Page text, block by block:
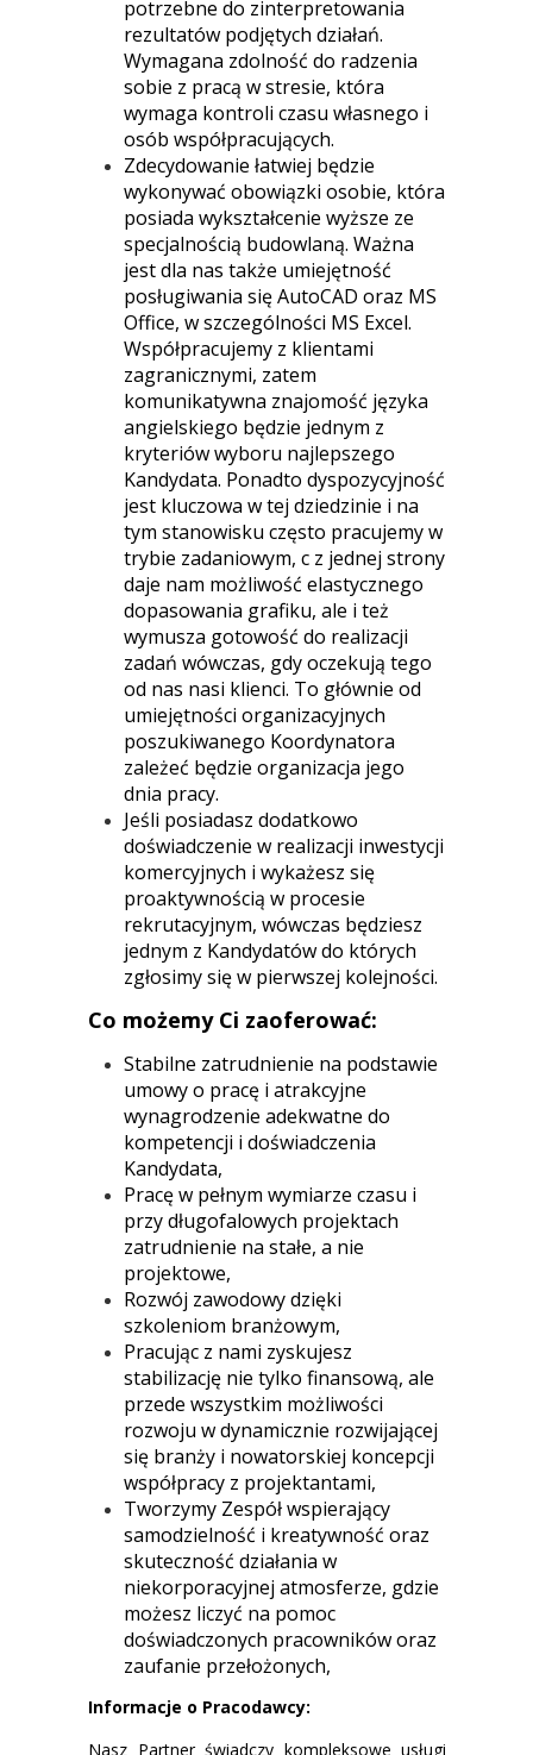
potrzebne do zinterpretowania
rezultatów podjętych działań.
Wymagana zdolność do radzenia
sobie z pracą w stresie, która
wymaga kontroli czasu własnego i
osób współpracujących.
Zdecydowanie łatwiej będzie
wykonywać obowiązki osobie, która
posiada wykształcenie wyższe ze
specjalnością budowlaną. Ważna
jest dla nas także umiejętność
posługiwania się AutoCAD oraz MS
Office, w szczególności MS Excel.
Współpracujemy z klientami
zagranicznymi, zatem
komunikatywna znajomość języka
angielskiego będzie jednym z
kryteriów wyboru najlepszego
Kandydata. Ponadto dyspozycyjność
jest kluczowa w tej dziedzinie i na
tym stanowisku często pracujemy w
trybie zadaniowym, c z jednej strony
daje nam możliwość elastycznego
dopasowania grafiku, ale i też
wymusza gotowość do realizacji
zadań wówczas, gdy oczekują tego
od nas nasi klienci. To głównie od
umiejętności organizacyjnych
poszukiwanego Koordynatora
zależeć będzie organizacja jego
dnia pracy.
Jeśli posiadasz dodatkowo
doświadczenie w realizacji inwestycji
komercyjnych i wykażesz się
proaktywnością w procesie
rekrutacyjnym, wówczas będziesz
jednym z Kandydatów do których
zgłosimy się w pierwszej kolejności.
Co możemy Ci zaoferować:
Stabilne zatrudnienie na podstawie
umowy o pracę i atrakcyjne
wynagrodzenie adekwatne do
kompetencji i doświadczenia
Kandydata,
Pracę w pełnym wymiarze czasu i
przy długofalowych projektach
zatrudnienie na stałe, a nie
projektowe,
Rozwój zawodowy dzięki
szkoleniom branżowym,
Pracując z nami zyskujesz
stabilizację nie tylko finansową, ale
przede wszystkim możliwości
rozwoju w dynamicznie rozwijającej
się branży i nowatorskiej koncepcji
współpracy z projektantami,
Tworzymy Zespół wspierający
samodzielność i kreatywność oraz
skuteczność działania w
niekorporacyjnej atmosferze, gdzie
możesz liczyć na pomoc
doświadczonych pracowników oraz
zaufanie przełożonych,
Informacje o Pracodawcy:
Nasz Partner świadczy kompleksowe usługi